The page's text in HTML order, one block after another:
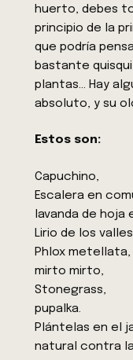
huerto, debes
principio de la
que podría
bastante
plantas… Hay
absoluto, y su
Estos son:
Capuchino,
Escalera en
lavanda de hoja
Lirio de los
Phlox metellata,
mirto mirto,
Stonegrass,
pupalka.
Plántelas en el
natural contra